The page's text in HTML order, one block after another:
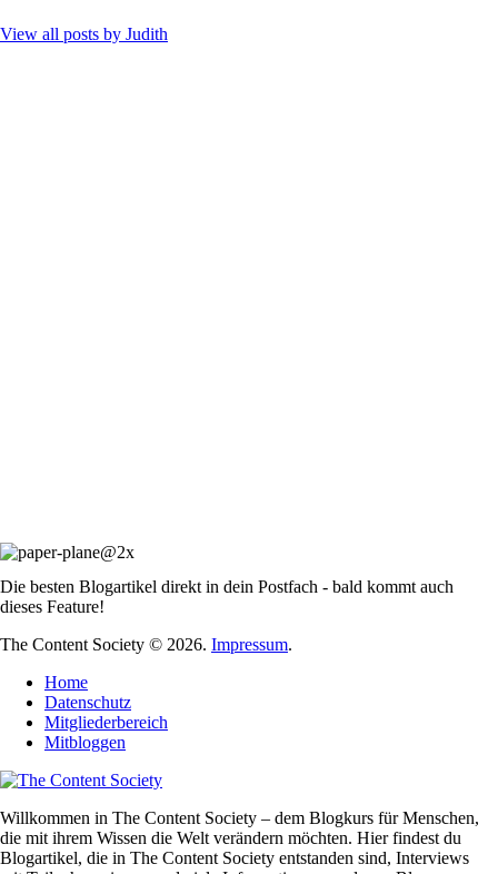
View all posts by Judith
Die besten Blogartikel direkt in dein Postfach - bald kommt auch
dieses Feature!
The Content Society © 2026. Impressum.
Home
Datenschutz
Mitgliederbereich
Mitbloggen
Willkommen in The Content Society – dem Blogkurs für Menschen,
die mit ihrem Wissen die Welt verändern möchten. Hier findest du
Blogartikel, die in The Content Society entstanden sind, Interviews